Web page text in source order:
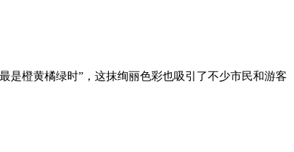
是橙黄橘绿时”，这抹绚丽色彩也吸引了不少市民和游客